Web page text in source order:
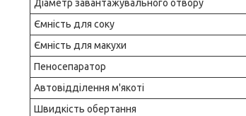
Діаметр завантажувального отвору
Ємність для соку
Ємність для макухи
Пеносепаратор
Автовідділення м'якоті
Швидкість обертання